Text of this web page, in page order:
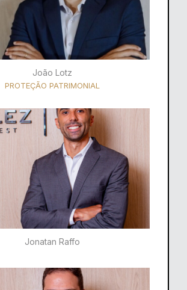
João Lotz
PROTEÇÃO PATRIMONIAL
Jonatan Raffo